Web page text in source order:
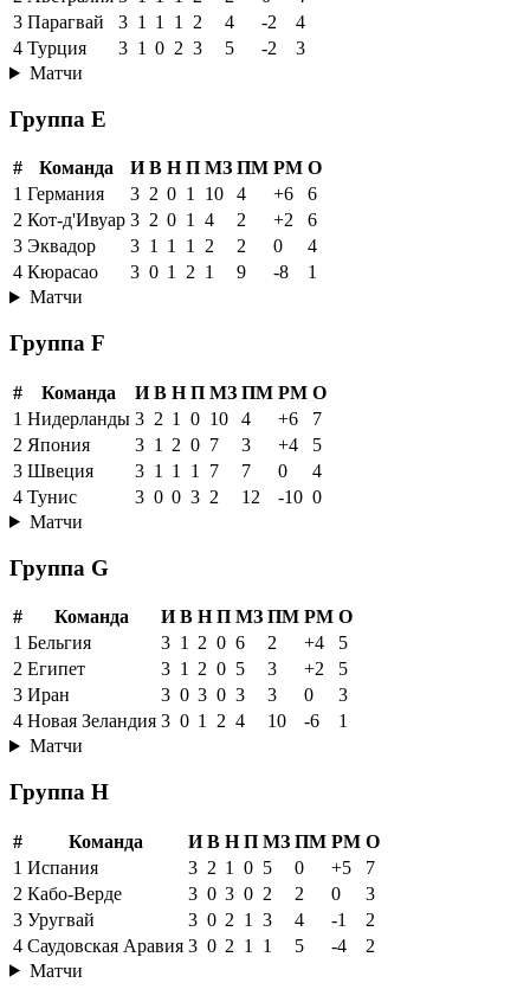
3 Парагвай 3 1 1 1 2 4 -2
4
4 Турция 3 1 0 2 3 5 -2
3
Матчи
Группа E
# Команда И В Н П МЗ ПМ РМ О
1 Германия 3 2 0 1 10 4 +6
6
2 Кот-д'Ивуар 3 2 0 1 4 2 +2
6
3 Эквадор 3 1 1 1 2 2 0
4
4 Кюрасао 3 0 1 2 1 9 -8
1
Матчи
Группа F
# Команда И В Н П МЗ ПМ РМ О
1 Нидерланды 3 2 1 0 10 4 +6
7
2 Япония 3 1 2 0 7 3 +4
5
3 Швеция 3 1 1 1 7 7 0
4
4 Тунис 3 0 0 3 2 12 -10 0
Матчи
Группа G
# Команда И В Н П МЗ ПМ РМ О
1 Бельгия 3 1 2 0 6 2 +4
5
2 Египет 3 1 2 0 5 3 +2
5
3 Иран 3 0 3 0 3 3 0
3
4 Новая Зеландия 3 0 1 2 4 10 -6
1
Матчи
Группа H
# Команда И В Н П МЗ ПМ РМ О
1 Испания 3 2 1 0 5 0 +5
7
2 Кабо-Верде 3 0 3 0 2 2 0
3
3 Уругвай 3 0 2 1 3 4 -1
2
4 Саудовская Аравия 3 0 2 1 1 5 -4
2
Матчи